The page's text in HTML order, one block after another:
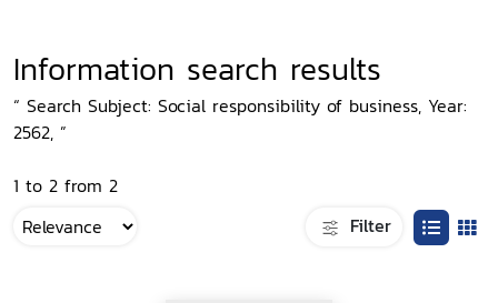
Information search results
“ Search Subject: Social responsibility of business, Year:
2562, ”
1 to 2 from 2
Filter